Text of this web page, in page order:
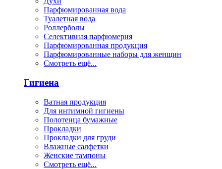
Парфюмированная вода
Туалетная вода
Роллерболы
Селективная парфюмерия
Парфюмированная продукция
Парфюмированные наборы для женщин
Смотреть ещё...
Гигиена
Ватная продукция
Для интимной гигиены
Полотенца бумажные
Прокладки
Прокладки для груди
Влажные салфетки
Женские тампоны
Смотреть ещё...